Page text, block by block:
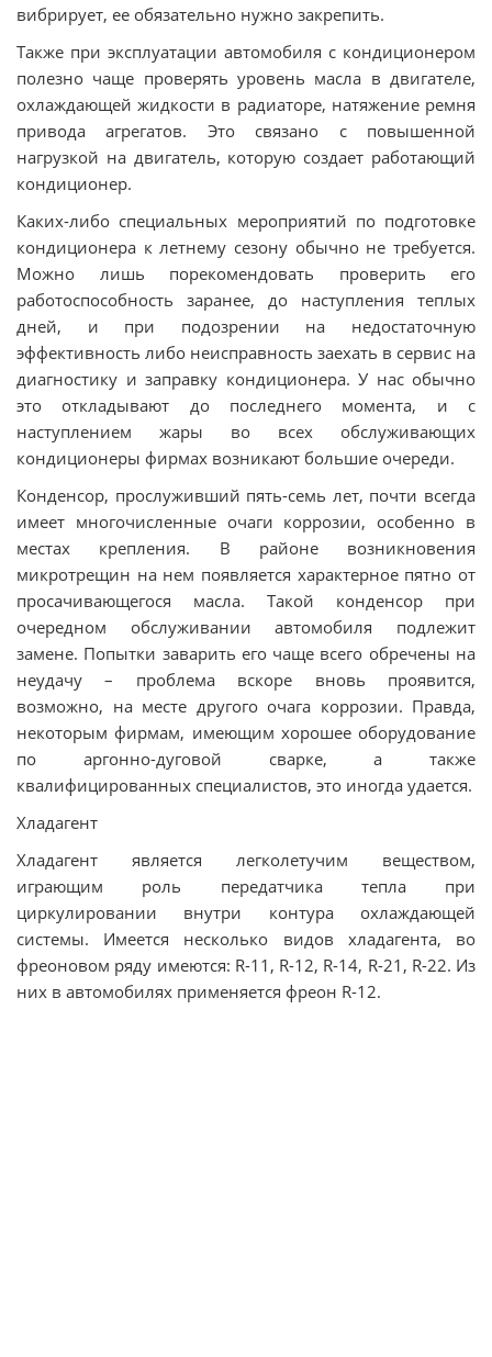
вибрирует, ее обязательно нужно закрепить.
Также при эксплуатации автомобиля с кондиционером
полезно чаще проверять уровень масла в двигателе,
охлаждающей жидкости в радиаторе, натяжение ремня
привода агрегатов. Это связано с повышенной
нагрузкой на двигатель, которую создает работающий
кондиционер.
Каких-либо специальных мероприятий по подготовке
кондиционера к летнему сезону обычно не требуется.
Можно лишь порекомендовать проверить его
работоспособность заранее, до наступления теплых
дней, и при подозрении на недостаточную
эффективность либо неисправность заехать в сервис на
диагностику и заправку кондиционера. У нас обычно
это откладывают до последнего момента, и с
наступлением жары во всех обслуживающих
кондиционеры фирмах возникают большие очереди.
Конденсор, прослуживший пять-семь лет, почти всегда
имеет многочисленные очаги коррозии, особенно в
местах крепления. В районе возникновения
микротрещин на нем появляется характерное пятно от
просачивающегося масла. Такой конденсор при
очередном обслуживании автомобиля подлежит
замене. Попытки заварить его чаще всего обречены на
неудачу – проблема вскоре вновь проявится,
возможно, на месте другого очага коррозии. Правда,
некоторым фирмам, имеющим хорошее оборудование
по аргонно-дуговой сварке, а также
квалифицированных специалистов, это иногда удается.
Хладагент
Хладагент является легколетучим веществом,
играющим роль передатчика тепла при
циркулировании внутри контура охлаждающей
системы. Имеется несколько видов хладагента, во
фреоновом ряду имеются: R-11, R-12, R-14, R-21, R-22. Из
них в автомобилях применяется фреон R-12.